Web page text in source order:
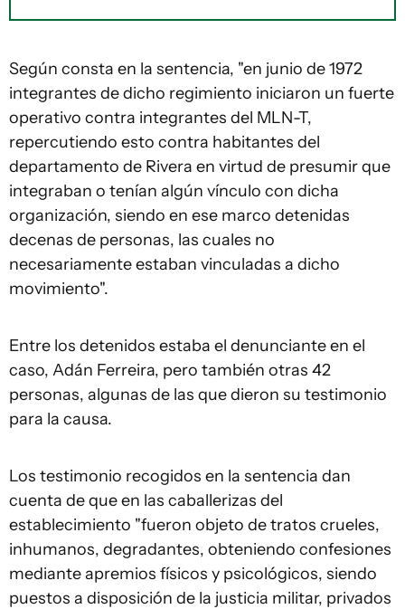
Según consta en la sentencia, "en junio de 1972
integrantes de dicho regimiento iniciaron un fuerte
operativo contra integrantes del MLN-T,
repercutiendo esto contra habitantes del
departamento de Rivera en virtud de presumir que
integraban o tenían algún vínculo con dicha
organización, siendo en ese marco detenidas
decenas de personas, las cuales no
necesariamente estaban vinculadas a dicho
movimiento".
Entre los detenidos estaba el denunciante en el
caso, Adán Ferreira, pero también otras 42
personas, algunas de las que dieron su testimonio
para la causa.
Los testimonio recogidos en la sentencia dan
cuenta de que en las caballerizas del
establecimiento "fueron objeto de tratos crueles,
inhumanos, degradantes, obteniendo confesiones
mediante apremios físicos y psicológicos, siendo
puestos a disposición de la justicia militar, privados